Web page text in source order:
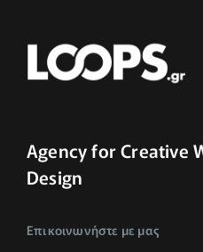
Agency for Creative
Design
Επικοινωνήστε με μας